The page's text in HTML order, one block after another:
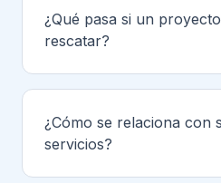
¿Qué pasa si un
rescatar?
¿Cómo se relaciona con
servicios?